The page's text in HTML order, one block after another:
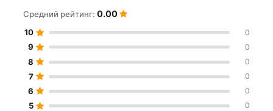
Средний рейтинг: 0.00
10 0
9 0
8 0
7 0
6 0
5 0